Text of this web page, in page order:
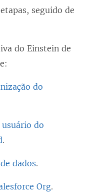
seguido de
do Einstein de
do
do
.
dados.
Org.